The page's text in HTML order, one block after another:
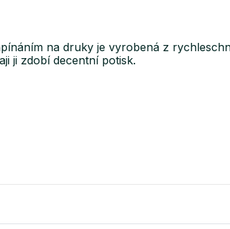
na druky je vyrobená z
ji zdobí decentní potisk.